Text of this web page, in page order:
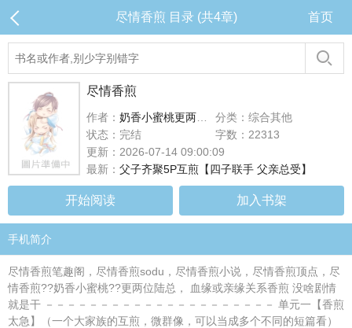
尽情香煎 目录 (共4章) 首页
尽情香煎
作者： 奶香小蜜桃更两位陆总
分类：综合其他
状态：完结
字数：22313
更新：2026-07-14 09:00:09
最新： 父子齐聚5P互煎【四子联手 父亲总受】
开始阅读 加入书架
手机简介
尽情香煎笔趣阁，尽情香煎sodu，尽情香煎小说，尽情香煎顶点，尽
情香煎??奶香小蜜桃??更两位陆总， 血缘或亲缘关系香煎 没啥剧情
就是干 －－－－－－－－－－－－－－－－－－－－－ 单元一【香煎
太急】（一个大家族的互煎，微群像，可以当成多个不同的短篇看）